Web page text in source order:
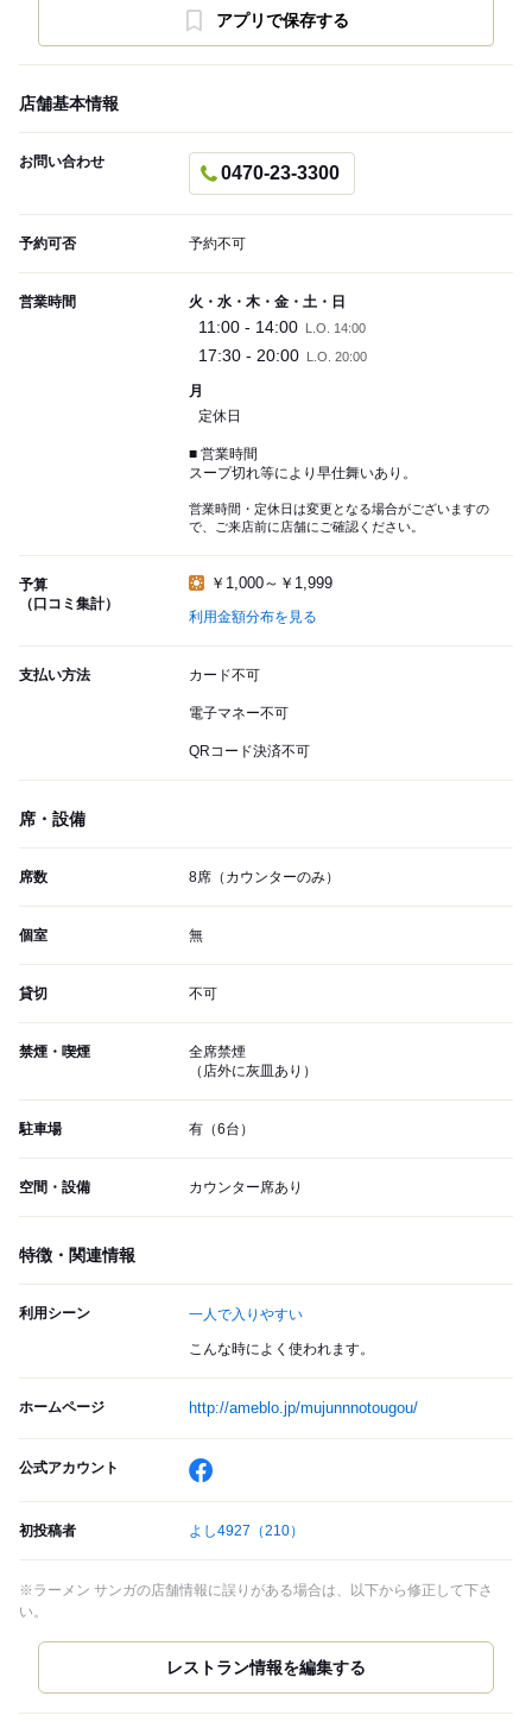
アプリで保存する
店舗基本情報
お問い合わせ
0470-23-3300
予約可否 予約不可
営業時間 火・水・木・金・土・日
11:00 - 14:00 L.O. 14:00
17:30 - 20:00 L.O. 20:00
月
定休日
■ 営業時間
スープ切れ等により早仕舞いあり。
営業時間・定休日は変更となる場合がございますの
で、ご来店前に店舗にご確認ください。
予算
（口コミ集計）
￥1,000～￥1,999
利用金額分布を見る
支払い方法 カード不可
電子マネー不可
QRコード決済不可
席・設備
席数 8席（カウンターのみ）
個室 無
貸切 不可
禁煙・喫煙
全席禁煙
（店外に灰皿あり）
駐車場 有（6台）
空間・設備 カウンター席あり
特徴・関連情報
利用シーン 一人で入りやすい
こんな時によく使われます。
ホームページ http://ameblo.jp/mujunnnotougou/
公式アカウント
初投稿者 よし4927 （210）
※ラーメン サンガの店舗情報に誤りがある場合は、以下から修正して下さ
い。